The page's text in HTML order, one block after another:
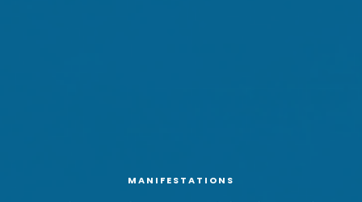
MANIFESTATIONS